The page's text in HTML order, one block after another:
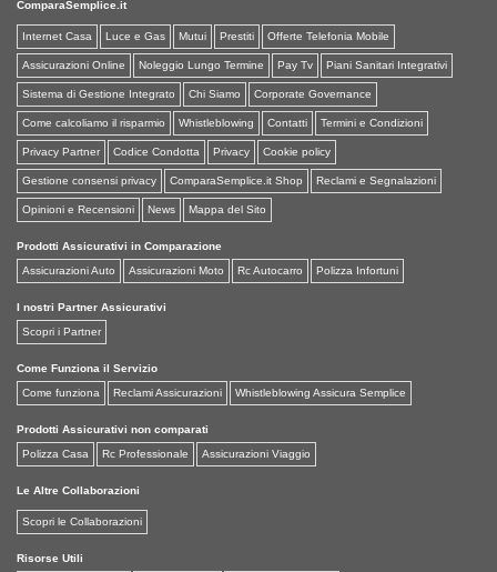
ComparaSemplice.it
Internet Casa Luce e Gas Mutui Prestiti Offerte Telefonia Mobile
Assicurazioni Online Noleggio Lungo Termine Pay Tv Piani Sanitari Integrativi
Sistema di Gestione Integrato Chi Siamo Corporate Governance
Come calcoliamo il risparmio Whistleblowing Contatti Termini e Condizioni
Privacy Partner Codice Condotta Privacy Cookie policy
Gestione consensi privacy ComparaSemplice.it Shop Reclami e Segnalazioni
Opinioni e Recensioni News Mappa del Sito
Prodotti Assicurativi in Comparazione
Assicurazioni Auto
Assicurazioni Moto Rc Autocarro Polizza Infortuni
I nostri Partner Assicurativi
Scopri i Partner
Come Funziona il Servizio
Come funziona
Reclami Assicurazioni Whistleblowing Assicura Semplice
Prodotti Assicurativi non comparati
Polizza Casa
Rc Professionale Assicurazioni Viaggio
Le Altre Collaborazioni
Scopri le Collaborazioni
Risorse Utili